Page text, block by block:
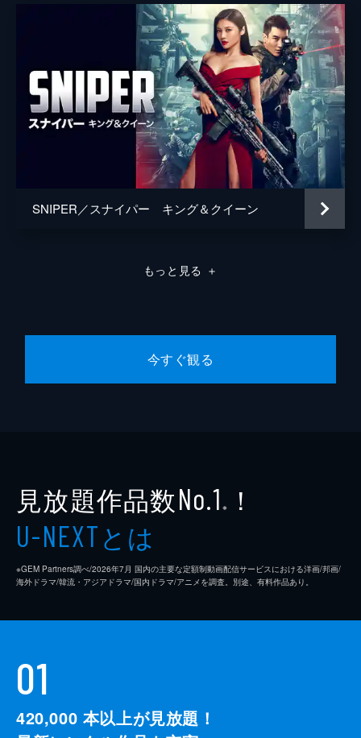
SNIPER／スナイパー キング＆クイーン
もっと見る ＋
今すぐ観る
見放題作品数No.1 ※ ！
U-NEXTとは
※GEM Partners調べ/2026年7⽉ 国内の主要な定額制動画配信サービスにおける洋画/邦画/
海外ドラマ/韓流・アジアドラマ/国内ドラマ/アニメを調査。別途、有料作品あり。
01
420,000 本以上が見放題！